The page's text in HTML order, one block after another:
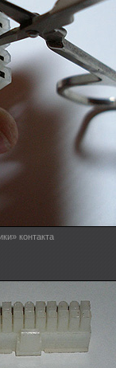
контакта